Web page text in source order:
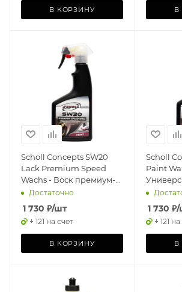
В КОРЗИНУ В
Scholl Concepts SW20
Lack Premium Speed
Wachs - Воск премиум-
спрей 500мл
Достаточно
1 730 ₽/шт
+ 121 на счет
В КОРЗИНУ
Scholl
Paint
быстрый
1 730 ₽/
+ 121
В